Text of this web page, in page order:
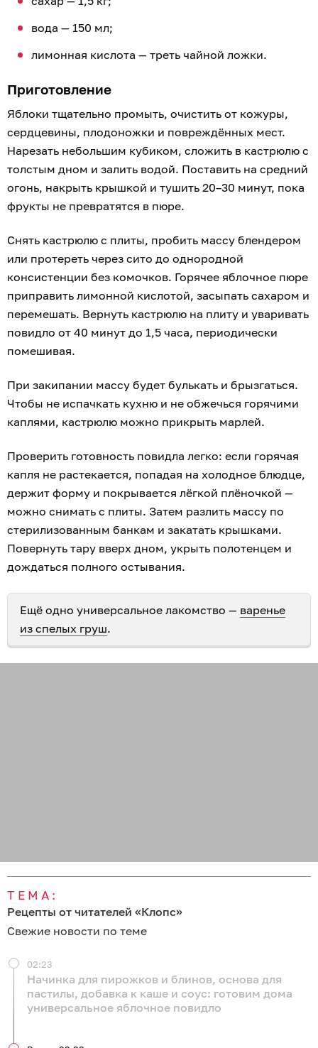
вода — 150 мл;
лимонная кислота — треть чайной ложки.
Приготовление
Яблоки тщательно промыть, очистить от кожуры,
сердцевины, плодоножки и повреждённых мест.
Нарезать небольшим кубиком, сложить в кастрюлю с
толстым дном и залить водой. Поставить на средний
огонь, накрыть крышкой и тушить 20–30 минут, пока
фрукты не превратятся в пюре.
Снять кастрюлю с плиты, пробить массу блендером
или протереть через сито до однородной
консистенции без комочков. Горячее яблочное пюре
приправить лимонной кислотой, засыпать сахаром и
перемешать. Вернуть кастрюлю на плиту и уваривать
повидло от 40 минут до 1,5 часа, периодически
помешивая.
При закипании массу будет булькать и брызгаться.
Чтобы не испачкать кухню и не обжечься горячими
каплями, кастрюлю можно прикрыть марлей.
Проверить готовность повидла легко: если горячая
капля не растекается, попадая на холодное блюдце,
держит форму и покрывается лёгкой плёночкой —
можно снимать с плиты. Затем разлить массу по
стерилизованным банкам и закатать крышками.
Повернуть тару вверх дном, укрыть полотенцем и
дождаться полного остывания.
Ещё одно универсальное лакомство — варенье
из спелых груш.
ТЕМА:
Рецепты от читателей «Клопс»
Свежие новости по теме
Начинка для пирожков и блинов, основа для
пастилы, добавка к каше и соус: готовим дома
универсальное яблочное повидло
02:23